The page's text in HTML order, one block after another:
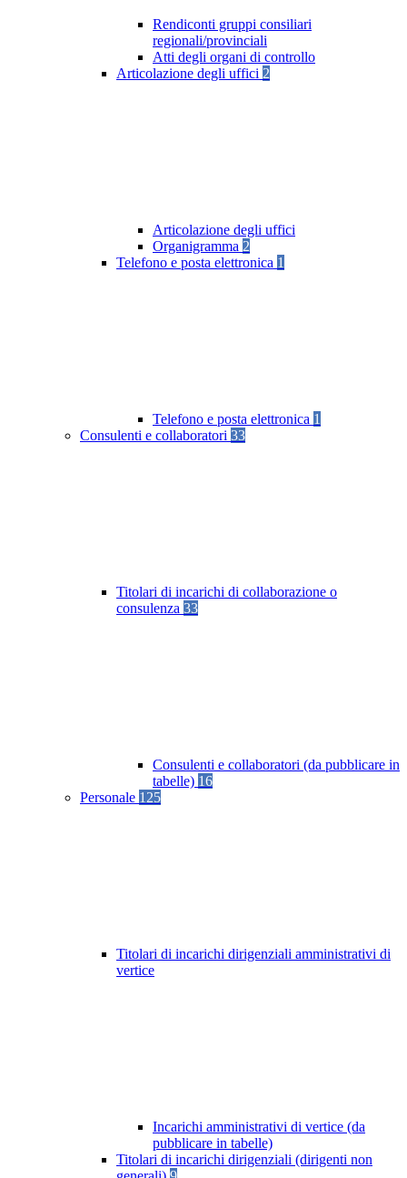
Rendiconti gruppi consiliari
regionali/provinciali
Atti degli organi di controllo
Articolazione degli uffici 2
Articolazione degli uffici
Organigramma 2
Telefono e posta elettronica 1
Telefono e posta elettronica 1
Consulenti e collaboratori 33
Titolari di incarichi di collaborazione o
consulenza 33
Consulenti e collaboratori (da pubblicare in
tabelle) 16
Personale 125
Titolari di incarichi dirigenziali amministrativi di
vertice
Incarichi amministrativi di vertice (da
pubblicare in tabelle)
Titolari di incarichi dirigenziali (dirigenti non